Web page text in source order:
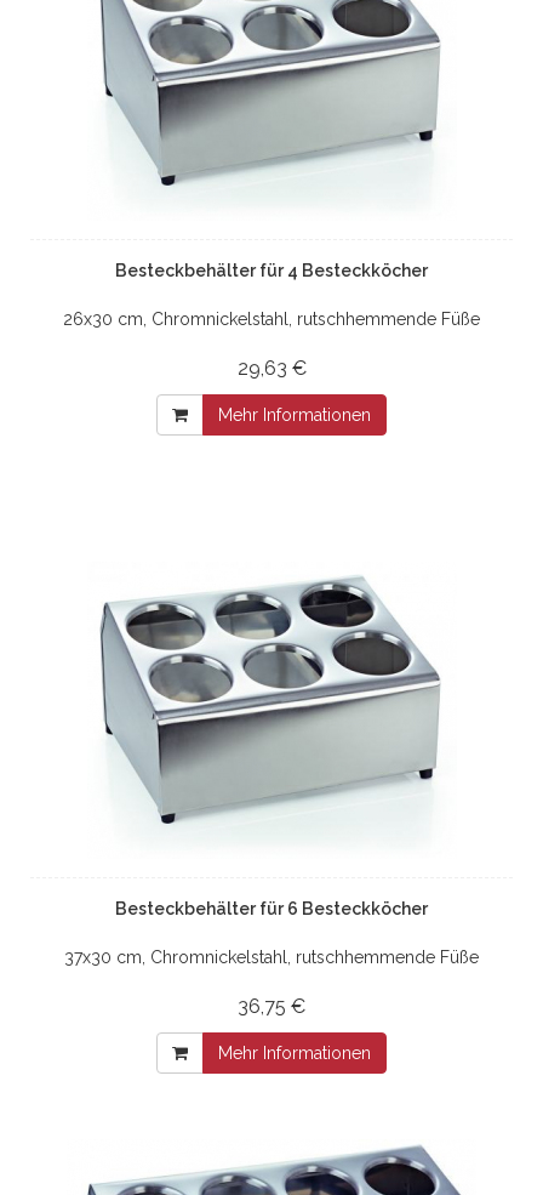
Besteckbehälter für 4 Besteckköcher
26x30 cm, Chromnickelstahl, rutschhemmende Füße
29,63 €
Mehr Informationen
Besteckbehälter für 6 Besteckköcher
37x30 cm, Chromnickelstahl, rutschhemmende Füße
36,75 €
Mehr Informationen